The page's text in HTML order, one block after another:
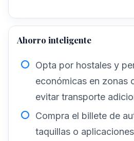
Ahorro inteligente
Opta por hostales y
económicas en zonas
evitar transporte
Compra el billete de
taquillas o